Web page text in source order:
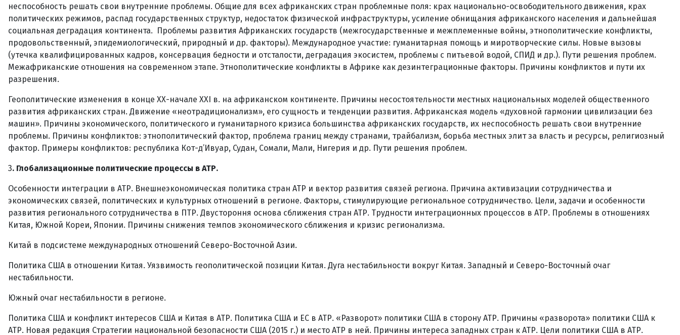
неспособность решать свои внутренние проблемы. Общие для всех африканских стран проблемные поля: крах национально-освободительного движения, крах
политических режимов, распад государственных структур, недостаток физической инфраструктуры, усиление обнищания африканского населения и дальнейшая
социальная деградация континента. Проблемы развития Африканских государств (межгосударственные и межплеменные войны, этнополитические конфликты,
продовольственный, эпидемиологический, природный и др. факторы). Международное участие: гуманитарная помощь и миротворческие силы. Новые вызовы
(утечка квалифицированных кадров, консервация бедности и отсталости, деградация экосистем, проблемы с питьевой водой, СПИД и др.). Пути решения проблем.
Межафриканские отношения на современном этапе. Этнополитические конфликты в Африке как дезинтеграционные факторы. Причины конфликтов и пути их
разрешения.
Геополитические изменения в конце ХХ-начале XXI в. на африканском континенте. Причины несостоятельности местных национальных моделей общественного
развития африканских стран. Движение «неотрадиционализм», его сущность и тенденции развития. Африканская модель «духовной гармонии цивилизации без
машин». Причины экономического, политического и гуманитарного кризиса большинства африканских государств, их неспособность решать свои внутренние
проблемы. Причины конфликтов: этнополитический фактор, проблема границ между странами, трайбализм, борьба местных элит за власть и ресурсы, религиозный
фактор. Примеры конфликтов: республика Кот-д’Ивуар, Судан, Сомали, Мали, Нигерия и др. Пути решения проблем.
3. Глобализационные политические процессы в АТР.
Особенности интеграции в АТР. Внешнеэкономическая политика стран АТР и вектор развития связей региона. Причина активизации сотрудничества и
экономических связей, политических и культурных отношений в регионе. Факторы, стимулирующие региональное сотрудничество. Цели, задачи и особенности
развития регионального сотрудничества в ПТР. Двустороння основа сближения стран АТР. Трудности интеграционных процессов в АТР. Проблемы в отношениях
Китая, Южной Кореи, Японии. Причины снижения темпов экономического сближения и кризис регионализма.
Китай в подсистеме международных отношений Северо-Восточной Азии.
Политика США в отношении Китая. Уязвимость геополитической позиции Китая. Дуга нестабильности вокруг Китая. Западный и Северо-Восточный очаг
нестабильности.
Южный очаг нестабильности в регионе.
Политика США и конфликт интересов США и Китая в АТР. Политика США и ЕС в АТР. «Разворот» политики США в сторону АТР. Причины «разворота» политики США к
АТР. Новая редакция Стратегии национальной безопасности США (2015 г.) и место АТР в ней. Причины интереса западных стран к АТР. Цели политики США в АТР.